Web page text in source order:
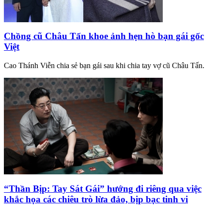
Chồng cũ Châu Tấn khoe ảnh hẹn hò bạn gái gốc
Việt
Cao Thánh Viễn chia sẻ bạn gái sau khi chia tay vợ cũ Châu Tấn.
“Thần Bịp: Tay Sát Gái” hướng đi riêng qua việc
khắc họa các chiêu trò lừa đảo, bịp bạc tinh vi